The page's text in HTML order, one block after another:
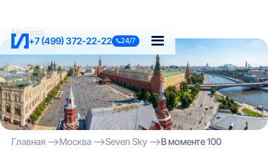
+7 (499) 372-22-22 24/7
Москва
Главная Москва Seven Sky В моменте 100